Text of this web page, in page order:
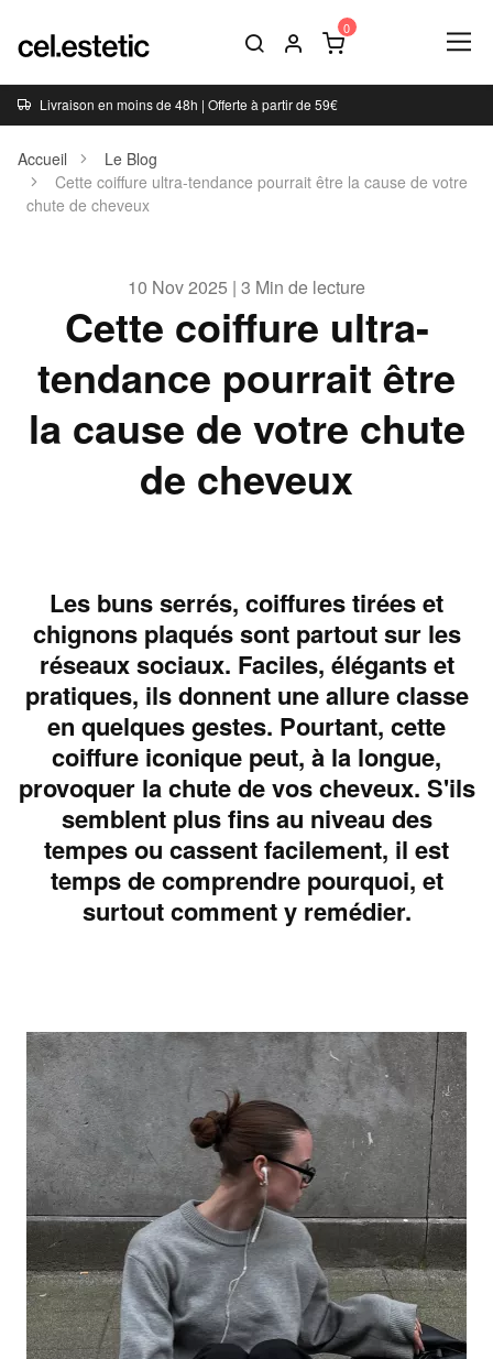
Livraison en moins de 48h | Offerte à partir de 59€
Accueil
Le Blog
Cette coiffure ultra-tendance pourrait être la cause de votre
chute de cheveux
10 Nov 2025 | 3 Min de lecture
Cette coiffure ultra-
tendance pourrait être
la cause de votre chute
de cheveux
Les buns serrés, coiffures tirées et
chignons plaqués sont partout sur les
réseaux sociaux. Faciles, élégants et
pratiques, ils donnent une allure classe
en quelques gestes. Pourtant, cette
coiffure iconique peut, à la longue,
provoquer la chute de vos cheveux. S'ils
semblent plus fins au niveau des
tempes ou cassent facilement, il est
temps de comprendre pourquoi, et
surtout comment y remédier.